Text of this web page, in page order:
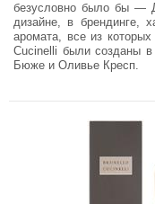
безусловно было бы —
дизайне, в брендинге,
аромата, все из
Cucinelli были созданы
Бюже и Оливье Кресп.